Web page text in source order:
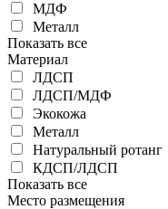
МДФ
Металл
Показать все
Материал
ЛДСП
ЛДСП/МДФ
Экокожа
Металл
Натуральный ротанг
КДСП/ЛДСП
Показать все
Место размещения